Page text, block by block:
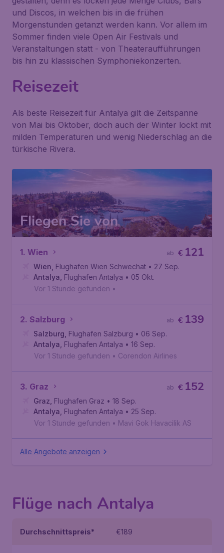
und Discos, in welchen bis in die frühen
Morgenstunden getanzt werden kann. Vor allem im
Sommer finden viele Open Air Festivals und
Veranstaltungen statt - von Theateraufführungen
bis hin zu klassischen Symphoniekonzerten.
Reisezeit
Als beste Reisezeit für Antalya gilt die Zeitspanne
von Mai bis Oktober, doch auch der Winter lockt mit
milden Temperaturen und wenig Niederschlag an die
türkische Rivera.
Fliegen Sie von
1. Wien € 121
ab
Wien Flughafen Wien Schwechat • 27 Sep.
Antalya Flughafen Antalya • 05 Okt.
Vor 1 Stunde gefunden •
2. Salzburg € 139
ab
Salzburg Flughafen Salzburg • 06 Sep.
Antalya Flughafen Antalya • 16 Sep.
Vor 1 Stunde gefunden • Corendon Airlines
3. Graz € 152
ab
Graz Flughafen Graz • 18 Sep.
Antalya Flughafen Antalya • 25 Sep.
Vor 1 Stunde gefunden • Mavi Gok Havacilik AS
Alle Angebote anzeigen
Flüge nach Antalya
Durchschnittspreis* €189